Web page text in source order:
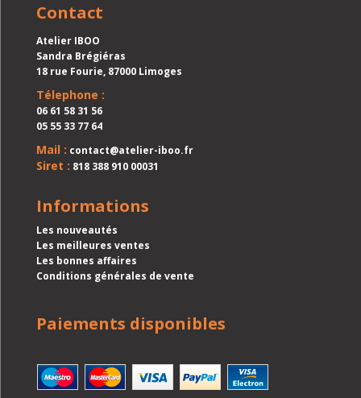
Contact
Atelier IBOO
Sandra Brégiéras
18 rue Fourie, 87000 Limoges
Télephone :
06 61 58 31 56
05 55 33 77 64
Mail : contact@atelier-iboo.fr
Siret : 818 388 910 00031
Informations
Les nouveautés
Les meilleures ventes
Les bonnes affaires
Conditions générales de vente
Paiements disponibles